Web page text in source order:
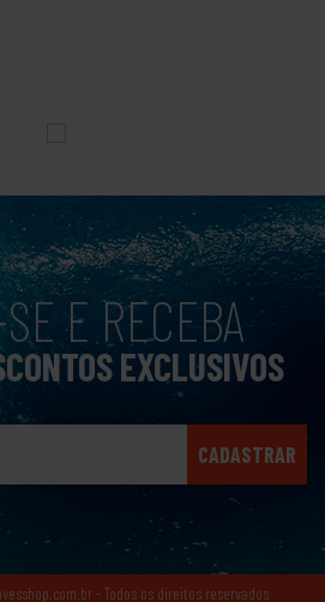
E RECEBA
EXCLUSIVOS
CADASTRAR
- Todos os direitos reservados